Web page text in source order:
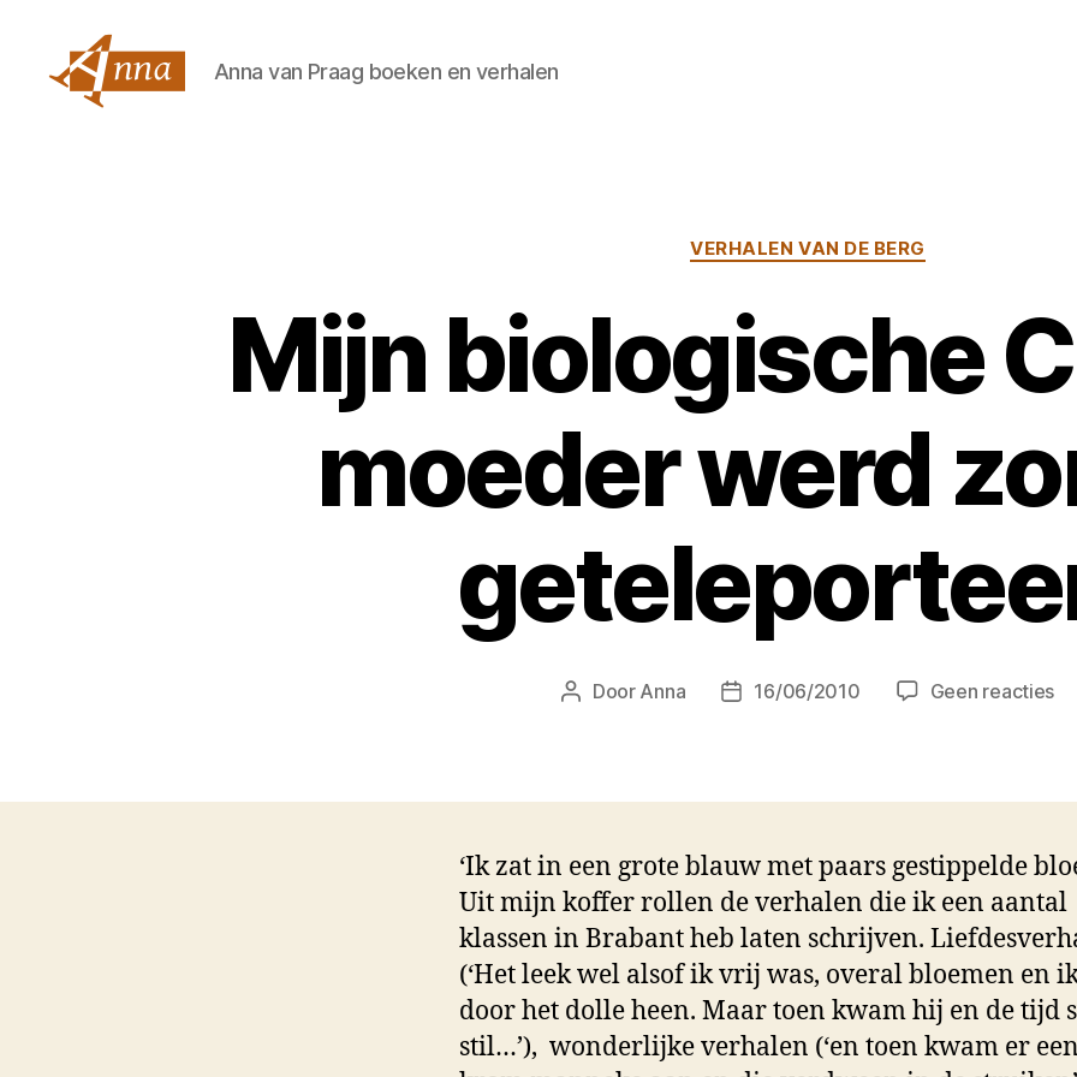
Anna van Praag boeken en verhalen
Categorieën
VERHALEN VAN DE BERG
Mijn biologische
moeder werd
Berichtauteur
Door Anna Berichtdatum
16/06/2010 Geen reactiesop
‘Ik zat in een grote blauw met paars gestippelde
Uit mijn koffer rollen de verhalen die ik een aantal
klassen in Brabant heb laten schrijven.
(‘Het leek wel alsof ik vrij was, overal bloemen en
door het dolle heen. Maar toen kwam hij en de tijd
stil…’), wonderlijke verhalen (‘en toen kwam er